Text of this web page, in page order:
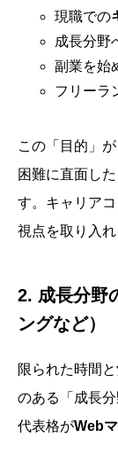
現職での
成長分野
副業を始
フリーラ
この「目的」
困難に直面し
す。キャリア
視点を取り入れ
2. 成長分野
ングなど）
限られた時間
のある「成長
代表格がWeb